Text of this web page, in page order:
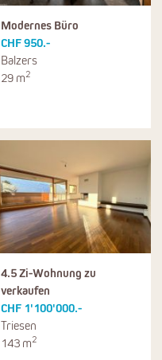
Modernes Büro
CHF 950.-
Balzers
29 m2
4.5 Zi-Wohnung zu
verkaufen
CHF 1'100'000.-
Triesen
143 m2